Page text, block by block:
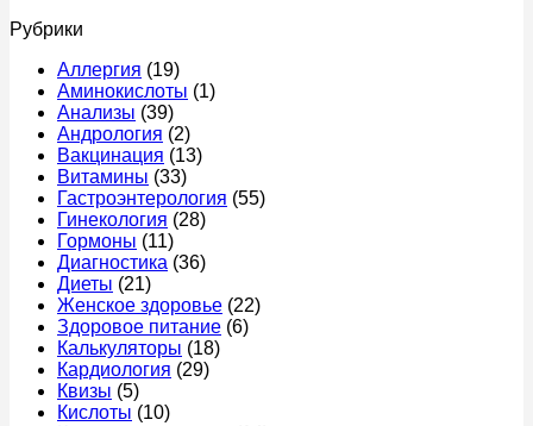
Рубрики
Аллергия (19)
Аминокислоты (1)
Анализы (39)
Андрология (2)
Вакцинация (13)
Витамины (33)
Гастроэнтерология (55)
Гинекология (28)
Гормоны (11)
Диагностика (36)
Диеты (21)
Женское здоровье (22)
Здоровое питание (6)
Калькуляторы (18)
Кардиология (29)
Квизы (5)
Кислоты (10)